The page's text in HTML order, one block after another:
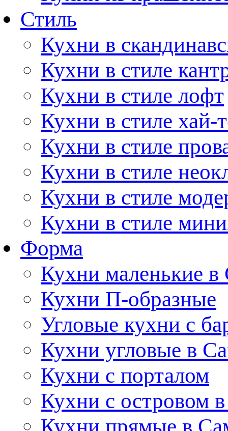
Стиль
Кухни в
Кухни в стиле
Кухни в стиле лофт
Кухни в стиле хай-
Кухни в стиле
Кухни в стиле
Кухни в стиле
Кухни в стиле
Форма
Кухни маленькие в
Кухни П-образные
Угловые кухни с
Кухни угловые в
Кухни с порталом
Кухни с островом
Кухни прямые в